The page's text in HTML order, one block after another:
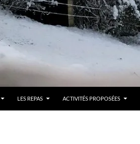
LES REPAS ACTIVITÉS PROPOSÉES